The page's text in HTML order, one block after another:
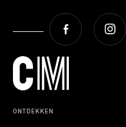
Facebook
ONTDEKKEN